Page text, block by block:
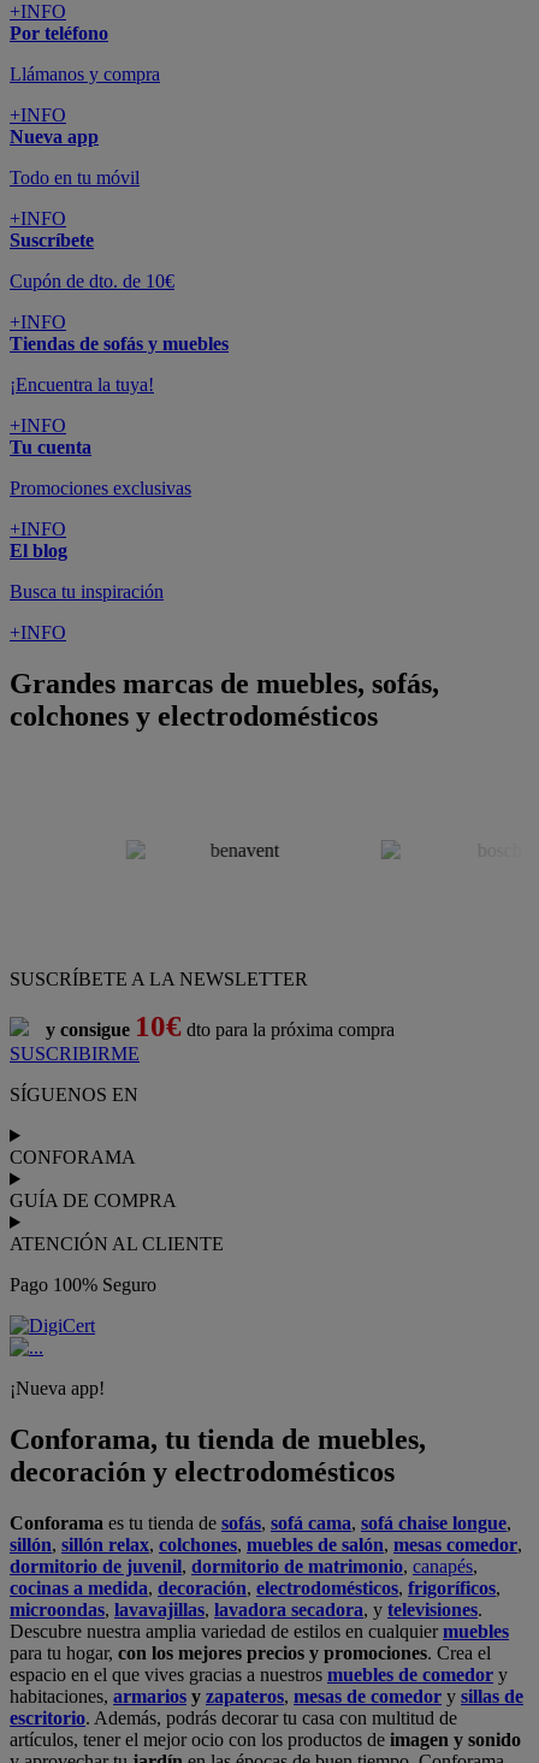
+INFO
Por teléfono
Llámanos y compra
+INFO
Nueva app
Todo en tu móvil
+INFO
Suscríbete
Cupón de dto. de 10€
+INFO
Tiendas de sofás y muebles
¡Encuentra la tuya!
+INFO
Tu cuenta
Promociones exclusivas
+INFO
El blog
Busca tu inspiración
+INFO
Grandes marcas de muebles, sofás,
colchones y electrodomésticos
SUSCRÍBETE A LA NEWSLETTER
y consigue 10€ dto para la próxima compra
SUSCRIBIRME
SÍGUENOS EN
CONFORAMA
GUÍA DE COMPRA
ATENCIÓN AL CLIENTE
Pago 100% Seguro
¡Nueva app!
Conforama, tu tienda de muebles,
decoración y electrodomésticos
Conforama es tu tienda de sofás, sofá cama, sofá chaise longue,
sillón, sillón relax, colchones, muebles de salón, mesas comedor,
dormitorio de juvenil, dormitorio de matrimonio, canapés,
cocinas a medida, decoración, electrodomésticos, frigoríficos,
microondas, lavavajillas, lavadora secadora, y televisiones.
Descubre nuestra amplia variedad de estilos en cualquiermuebles
para tu hogar, con los mejores precios y promociones. Crea el
espacio en el que vives gracias a nuestros muebles de comedor y
habitaciones, armarios y zapateros, mesas de comedor y sillas de
escritorio. Además, podrás decorar tu casa con multitud de
artículos, tener el mejor ocio con los productos de imagen y sonido